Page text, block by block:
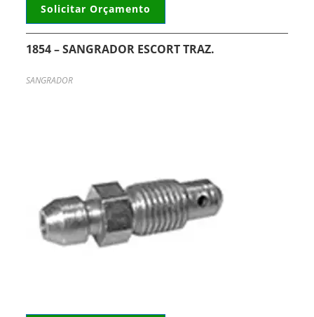
Solicitar Orçamento
1854 – SANGRADOR ESCORT TRAZ.
SANGRADOR